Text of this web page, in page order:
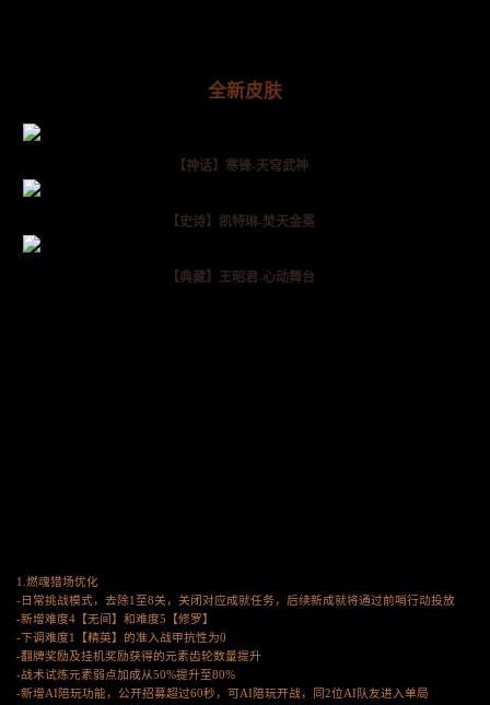
全新皮肤
【神话】寒锋-天穹武神
【史诗】凯特琳-焚天金冕
【典藏】王昭君-心动舞台
1.燃魂猎场优化
-日常挑战模式，去除1至8关，关闭对应成就任务，后续新成就将通过前哨行动投放
-新增难度4【无间】和难度5【修罗】
-下调难度1【精英】的准入战甲抗性为0
-翻牌奖励及挂机奖励获得的元素齿轮数量提升
-战术试炼元素弱点加成从50%提升至80%
-新增AI陪玩功能，公开招募超过60秒，可AI陪玩开战，同2位AI队友进入单局